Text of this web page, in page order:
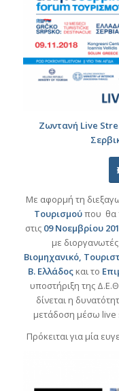
Ζωντανή Live
Με αφορμή τη
Τουρισμούπου θα
στις 09 Νοεμβρίου
με
Βιομηχανικό,
Β. Ελλάδοςκαι το
υποστήριξη της
δίνεται η
μετάδοση μέσω live
Πρόκειται για μία